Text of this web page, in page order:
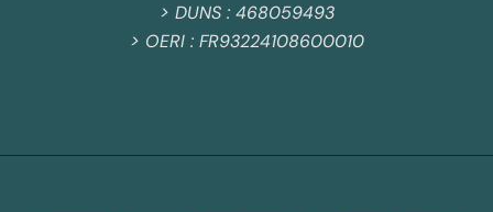
> DUNS : 468059493
> OERI : FR93224108600010